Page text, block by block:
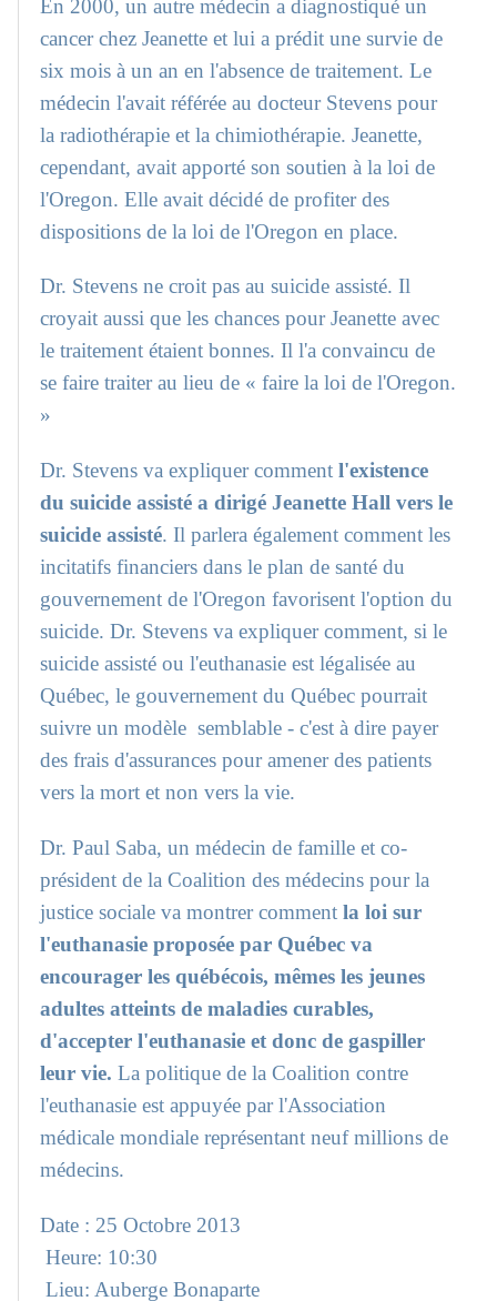
En 2000, un autre médecin a diagnostiqué un
cancer chez Jeanette et lui a prédit une survie de
six mois à un an en l'absence de traitement. Le
médecin l'avait référée au docteur Stevens pour
la radiothérapie et la chimiothérapie. Jeanette,
cependant, avait apporté son soutien à la loi de
l'Oregon. Elle avait décidé de profiter des
dispositions de la loi de l'Oregon en place.
Dr. Stevens ne croit pas au suicide assisté. Il
croyait aussi que les chances pour Jeanette avec
le traitement étaient bonnes. Il l'a convaincu de
se faire traiter au lieu de « faire la loi de l'Oregon.
»
Dr. Stevens va expliquer commentl'existence
du suicide assisté a dirigé Jeanette Hall vers le
suicide assisté. Il parlera également comment les
incitatifs financiers dans le plan de santé du
gouvernement de l'Oregon favorisent l'option du
suicide. Dr. Stevens va expliquer comment, si le
suicide assisté ou l'euthanasie est légalisée au
Québec, le gouvernement du Québec pourrait
suivre un modèle semblable - c'est à dire payer
des frais d'assurances pour amener des patients
vers la mort et non vers la vie.
Dr. Paul Saba, un médecin de famille et co-
président de la Coalition des médecins pour la
justice sociale va montrer commentla loi sur
l'euthanasie proposée par Québec va
encourager les québécois, mêmes les jeunes
adultes atteints de maladies curables,
d'accepter l'euthanasie et donc de gaspiller
leur vie. La politique de la Coalition contre
l'euthanasie est appuyée par l'Association
médicale mondiale représentant neuf millions de
médecins.
Date : 25 Octobre 2013
Heure: 10:30
Lieu: Auberge Bonaparte